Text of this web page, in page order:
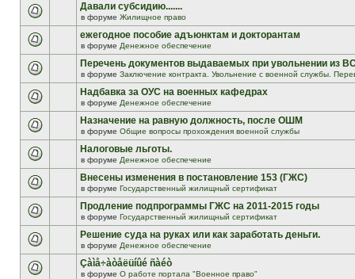
Давали субсидию.......
в форуме Жилищное право
ежегодное пособие адъюнктам и докторантам
в форуме Денежное обеспечение
Перечень документов выдаваемых при увольнении из
в форуме Заключение контракта. Увольнение с военной службы.
Надбавка за ОУС на военных кафедрах
в форуме Денежное обеспечение
Назначение на равную должность, после ОШМ
в форуме Общие вопросы прохождения военной службы
Налоговые льготы.
в форуме Денежное обеспечение
Внесены изменения в постановление 153 (ГЖС)
в форуме Государственный жилищный сертификат
Продление подпрограммы ГЖС на 2011-2015 годы
в форуме Государственный жилищный сертификат
Решение суда на руках или как заработать деньги.
в форуме Денежное обеспечение
Çàìå÷àòåëüíûé ñàéò
в форуме О работе портала "Военное право"